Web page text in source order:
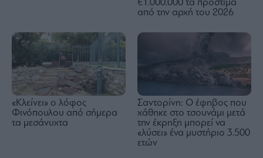
€1.000.000 τα πρόστιμα
από την αρχή του 2026
«Κλείνει» ο λόφος
Φινόπουλου από σήμερα
τα μεσάνυχτα
Σαντορίνη: Ο έφηβος που
χάθηκε στο τσουνάμι μετά
την έκρηξη μπορεί να
«λύσει» ένα μυστήριο 3.500
ετών